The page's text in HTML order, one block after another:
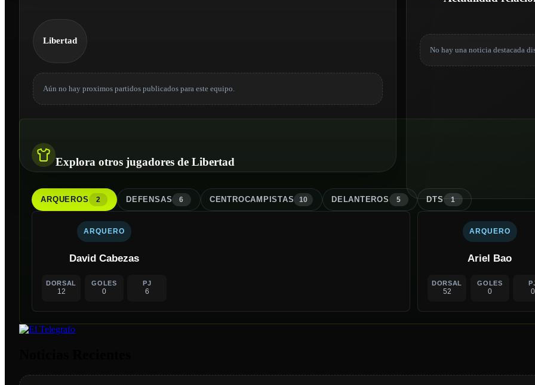
Libertad
Aún no hay proximos partidos publicados para este equipo.
No hay una noticia destacada
Explora otros jugadores de Libertad
ARQUEROS 2 DEFENSAS 6 CENTROCAMPISTAS 10 DELANTEROS 5 DTS 1
ARQUERO
David Cabezas
DORSAL
12
GOLES
0
PJ
6
ARQUERO
Ariel Bao
DORSAL
52
GOLES
0 0